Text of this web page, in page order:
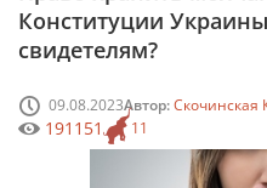
Конституции
свидетелям?
09.08.2023Автор:Скочинская
11
191151